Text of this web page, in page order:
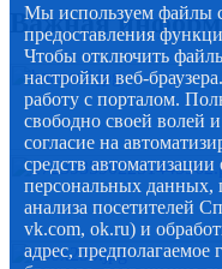
Важная
Мы используем файлы
предоставления
Чтобы отключить
настройки веб-
работу с порталом.
свободно своей волей
согласие на
средств
персональных данных,
анализа посетителей
vk.com, ok.ru) и
адрес, предполагаемое